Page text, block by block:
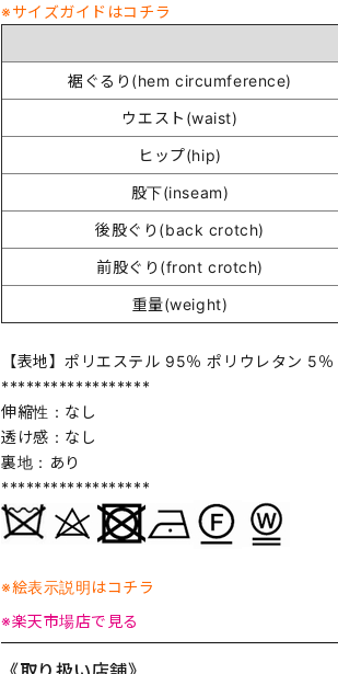
※サイズガイドはコチラ
裾ぐるり(hem circumference)
ウエスト(waist)
ヒップ(hip)
股下(inseam)
後股ぐり(back crotch)
前股ぐり(front crotch)
重量(weight)
【表地】ポリエステル 95％ ポリウレタン 5
******************
伸縮性：なし
透け感：なし
裏地：あり
******************
※絵表示説明はコチラ
※楽天市場店で見る